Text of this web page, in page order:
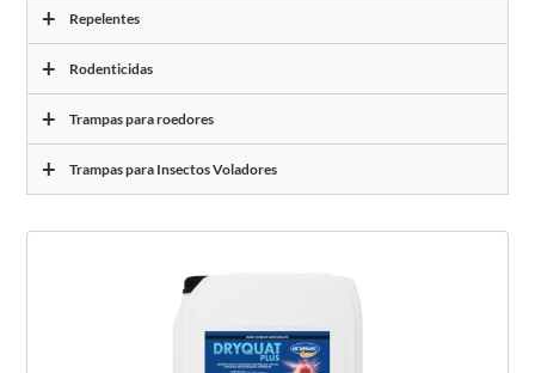
+ Repelentes
+ Rodenticidas
+ Trampas para roedores
+ Trampas para Insectos Voladores